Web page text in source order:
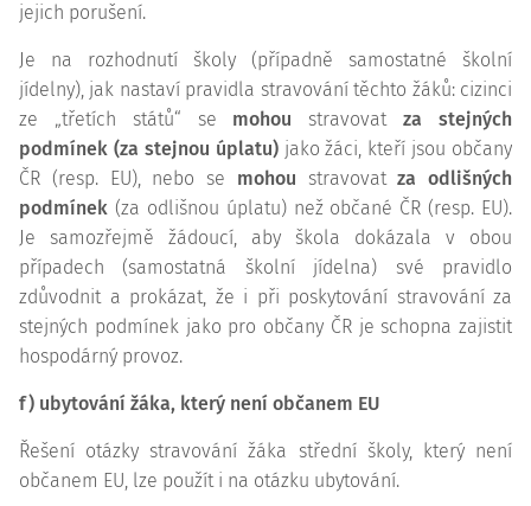
jejich porušení.
Je na rozhodnutí školy (případně samostatné školní
jídelny), jak nastaví pravidla stravování těchto žáků: cizinci
ze „třetích států“ se mohou stravovatza stejných
podmínek (za stejnou úplatu)jako žáci, kteří jsou občany
ČR (resp. EU), nebo se mohou stravovatza odlišných
podmínek (za odlišnou úplatu) než občané ČR (resp. EU).
Je samozřejmě žádoucí, aby škola dokázala v obou
případech (samostatná školní jídelna) své pravidlo
zdůvodnit a prokázat, že i při poskytování stravování za
stejných podmínek jako pro občany ČR je schopna zajistit
hospodárný provoz.
f) ubytování žáka, který není občanem EU
Řešení otázky stravování žáka střední školy, který není
občanem EU, lze použít i na otázku ubytování.